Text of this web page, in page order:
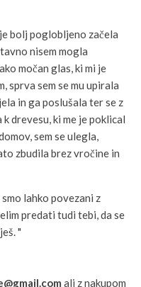
bolj poglobljeno začela
nisem mogla
močan glas, ki mi je
sprva sem se mu upirala
in ga poslušala ter se z
drevesu, ki me je poklical
sem se ulegla,
zbudila brez vročine in
lahko povezani z
predati tudi tebi, da se
"
ali z nakupom